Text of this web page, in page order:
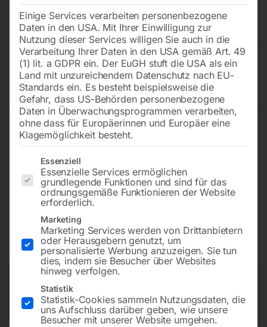
Scherenhubtisch SHT 1001 G
Mit hydraulischer Hebevorrichtung und besonders
geringer Bauhöhe, für ergonomisches Arbeiten in
optimaler Arbeitshöhe
2.400,00
inkl. MwSt. zzgl.Versandkosten
Lieferzeit:ca. 5 - 10 Werktage
Versandkosten Standard (Österreich):
Bitte beachten Sie: Die Versandkosten gelten für Österreich.
Andere Länder können abweichen.
Einige Services verarbeiten personenbezogene
Daten in den USA. Mit Ihrer Einwilligung zur
Nutzung dieser Services willigen Sie auch in die
Verarbeitung Ihrer Daten in den USA gemäß Art. 49
(1) lit. a GDPR ein. Der EuGH stuft die USA als ein
Land mit unzureichendem Datenschutz nach EU-
Standards ein. Es besteht beispielsweise die
Gefahr, dass US-Behörden personenbezogene
Daten in Überwachungsprogrammen verarbeiten,
ohne dass für Europäerinnen und Europäer eine
Klagemöglichkeit besteht.
Es folgt eine Liste der Service-Gruppen, für die eine
Essenziell
Essenzielle Services ermöglichen
grundlegende Funktionen und sind für das
ordnungsgemäße Funktionieren der Website
erforderlich.
Marketing
Marketing Services werden von Drittanbietern
oder Herausgebern genutzt, um
personalisierte Werbung anzuzeigen. Sie tun
dies, indem sie Besucher über Websites
hinweg verfolgen.
Statistik
Statistik-Cookies sammeln Nutzungsdaten, die
uns Aufschluss darüber geben, wie unsere
Besucher mit unserer Website umgehen.